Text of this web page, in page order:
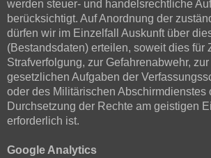
werden steuer- und handelsrechtliche
berücksichtigt. Auf Anordnung der
dürfen wir im Einzelfall Auskunft über
(Bestandsdaten) erteilen, soweit dies für
Strafverfolgung, zur Gefahrenabwehr,
gesetzlichen Aufgaben der
oder des Militärischen Abschirmdienstes
Durchsetzung der Rechte am geistigen
erforderlich ist.
Google Analytics